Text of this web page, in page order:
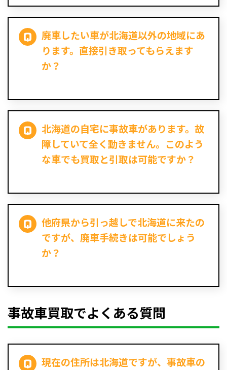
廃車したい車が北海道以外の地域にあ
ります。直接引き取ってもらえます
か？
北海道の自宅に事故車があります。故
障していて全く動きません。このよう
な車でも買取と引取は可能ですか？
他府県から引っ越しで北海道に来たの
ですが、廃車手続きは可能でしょう
か？
事故車買取でよくある質問
現在の住所は北海道ですが、事故車の